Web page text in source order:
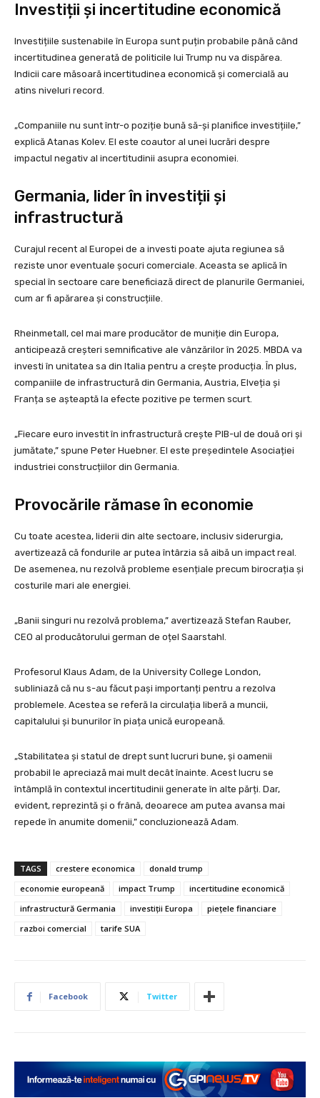
Investiții și incertitudine economică
Investițiile sustenabile în Europa sunt puțin probabile până când
incertitudinea generată de politicile lui Trump nu va dispărea.
Indicii care măsoară incertitudinea economică și comercială au
atins niveluri record.
„Companiile nu sunt într-o poziție bună să-și planifice investițiile,”
explică Atanas Kolev. El este coautor al unei lucrări despre
impactul negativ al incertitudinii asupra economiei.
Germania, lider în investiții și
infrastructură
Curajul recent al Europei de a investi poate ajuta regiunea să
reziste unor eventuale șocuri comerciale. Aceasta se aplică în
special în sectoare care beneficiază direct de planurile Germaniei,
cum ar fi apărarea și construcțiile.
Rheinmetall, cel mai mare producător de muniție din Europa,
anticipează creșteri semnificative ale vânzărilor în 2025. MBDA va
investi în unitatea sa din Italia pentru a crește producția. În plus,
companiile de infrastructură din Germania, Austria, Elveția și
Franța se așteaptă la efecte pozitive pe termen scurt.
„Fiecare euro investit în infrastructură crește PIB-ul de două ori și
jumătate,” spune Peter Huebner. El este președintele Asociației
industriei construcțiilor din Germania.
Provocările rămase în economie
Cu toate acestea, liderii din alte sectoare, inclusiv siderurgia,
avertizează că fondurile ar putea întârzia să aibă un impact real.
De asemenea, nu rezolvă probleme esențiale precum birocrația și
costurile mari ale energiei.
„Banii singuri nu rezolvă problema,” avertizează Stefan Rauber,
CEO al producătorului german de oțel Saarstahl.
Profesorul Klaus Adam, de la University College London,
subliniază că nu s-au făcut pași importanți pentru a rezolva
problemele. Acestea se referă la circulația liberă a muncii,
capitalului și bunurilor în piața unică europeană.
„Stabilitatea și statul de drept sunt lucruri bune, și oamenii
probabil le apreciază mai mult decât înainte. Acest lucru se
întâmplă în contextul incertitudinii generate în alte părți. Dar,
evident, reprezintă și o frână, deoarece am putea avansa mai
repede în anumite domenii,” concluzionează Adam.
TAGS crestere economica
donald trump
economie europeană
impact Trump
incertitudine economică
infrastructură Germania
investiții Europa
piețele financiare
razboi comercial
tarife SUA
Facebook Twitter